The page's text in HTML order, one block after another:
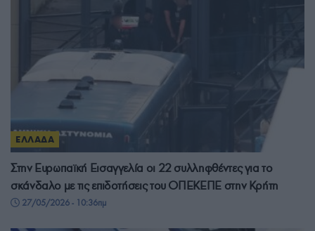
ΕΛΛΑΔΑ
Στην Ευρωπαϊκή Εισαγγελία οι 22 συλληφθέντες για το
σκάνδαλο με τις επιδοτήσεις του ΟΠΕΚΕΠΕ στην Κρήτη
27/05/2026 - 10:36πμ